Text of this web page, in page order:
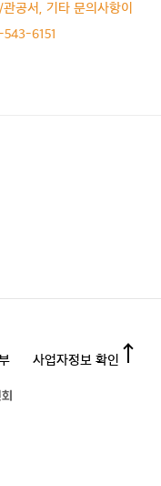
공서, 기타 문의사항이
6151
사업자정보 확인